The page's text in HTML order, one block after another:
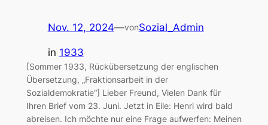
Nov. 12, 2024—vonSozial_Admin
in 1933
[Sommer 1933, Rückübersetzung der englischen
Übersetzung, „Fraktionsarbeit in der
Sozialdemokratie“] Lieber Freund, Vielen Dank für
Ihren Brief vom 23. Juni. Jetzt in Eile: Henri wird bald
abreisen. Ich möchte nur eine Frage aufwerfen: Meinen